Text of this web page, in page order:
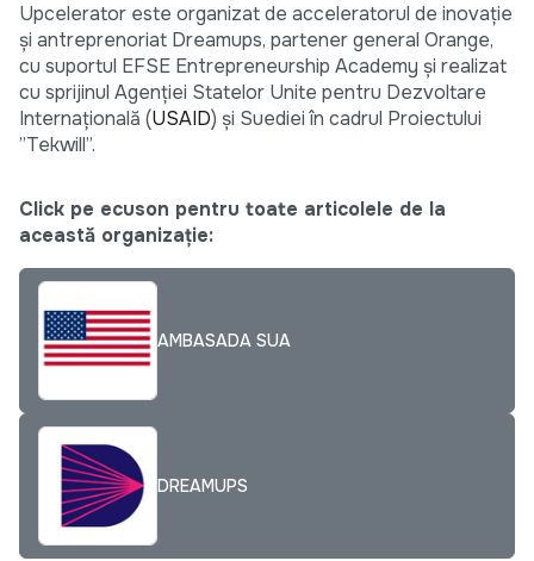
Upcelerator este organizat de acceleratorul de inovație
și antreprenoriat Dreamups, partener general Orange,
cu suportul EFSE Entrepreneurship Academy și realizat
cu sprijinul Agenției Statelor Unite pentru Dezvoltare
Internațională (USAID) și Suediei în cadrul Proiectului
”Tekwill”.
Click pe ecuson pentru toate articolele de la
această organizație:
AMBASADA SUA
DREAMUPS